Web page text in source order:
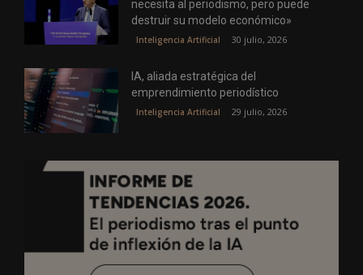
necesita al periodismo, pero puede
destruir su modelo económico»
Inteligencia Artificial 30 julio, 2026
IA, aliada estratégica del
emprendimiento periodístico
Inteligencia Artificial 29 julio, 2026